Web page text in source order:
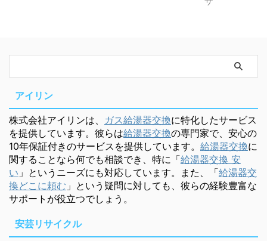
アイリン
株式会社アイリンは、 ガス給湯器交換に特化したサービス
を提供しています。彼らは給湯器交換の専門家で、安心の
10年保証付きのサービスを提供しています。 給湯器交換に
関することなら何でも相談でき、特に「給湯器交換 安
い 」というニーズにも対応しています。また、「給湯器交
換どこに頼む 」という疑問に対しても、彼らの経験豊富な
サポートが役立つでしょう。
安芸リサイクル